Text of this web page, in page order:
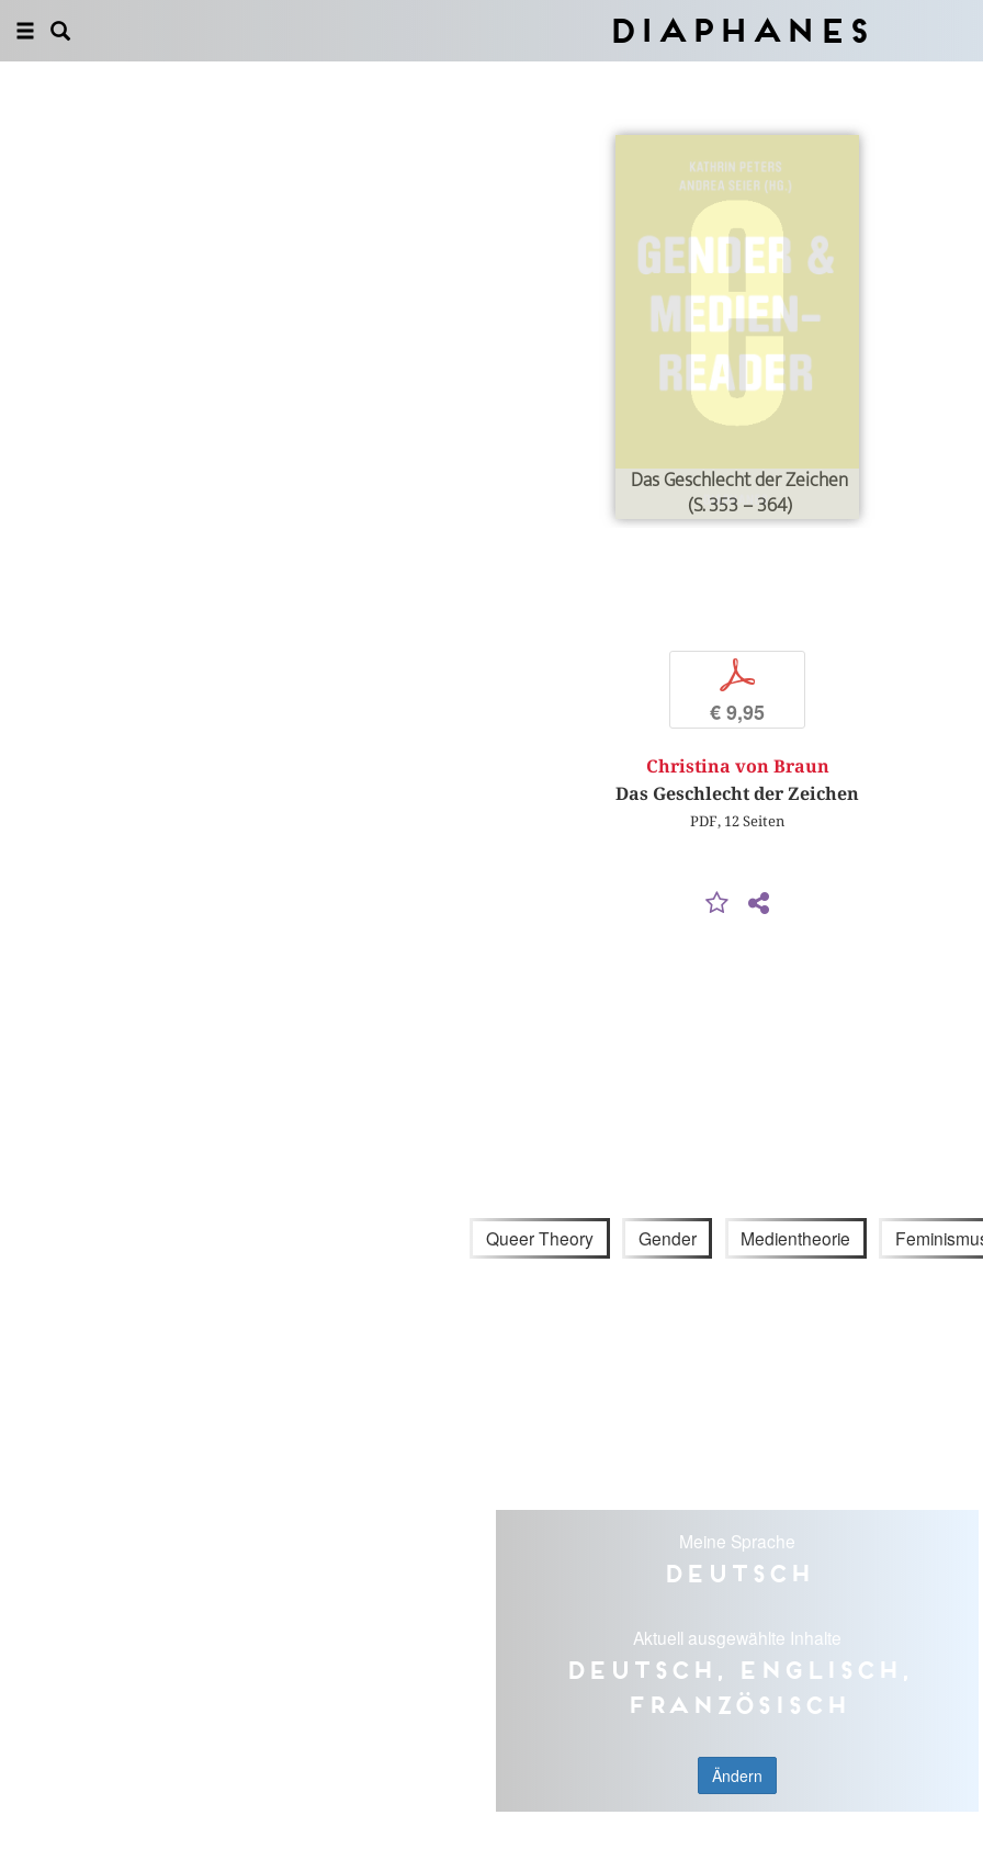
Diaphanes
Das Geschlecht der Zeichen
(S. 353 – 364)
p
€ 9,95
Christina von Braun
Das Geschlecht der Zeichen
PDF, 12 Seiten
Queer Theory Gender Medientheorie
Meine Sprache
Deutsch
Aktuell ausgewählte Inhalte
Deutsch, Englisch,
Französisch
Ändern